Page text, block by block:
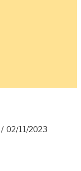
/ 02/11/2023